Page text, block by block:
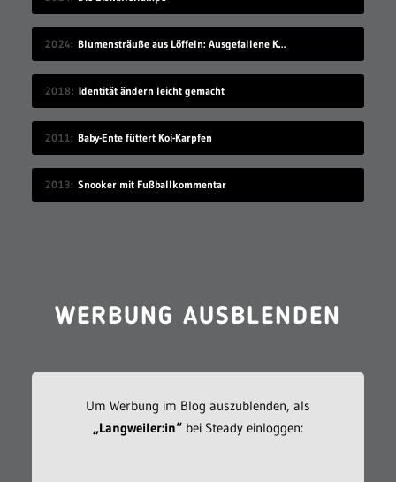
2024 Blumensträuße aus Löffeln: Ausgefallene Kunst von Ann Carrington
2018 Identität ändern leicht gemacht
2011 Baby-Ente füttert Koi-Karpfen
2013 Snooker mit Fußballkommentar
WERBUNG AUSBLENDEN
Um Werbung im Blog auszublenden, als
„Langweiler:in“bei Steady einloggen: